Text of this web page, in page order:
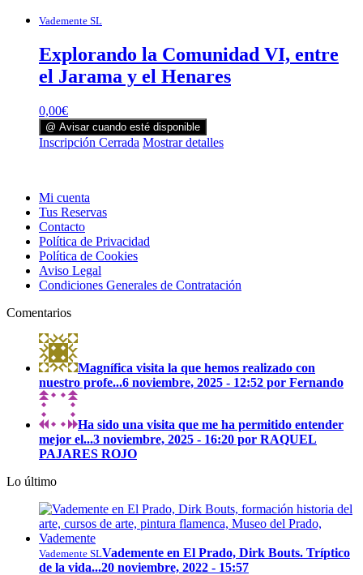
Vademente SL
Explorando la Comunidad VI, entre
el Jarama y el Henares
0,00€
@ Avisar cuando esté disponible
Inscripción Cerrada Mostrar detalles
Mi cuenta
Tus Reservas
Contacto
Política de Privacidad
Política de Cookies
Aviso Legal
Condiciones Generales de Contratación
Comentarios
Magnífica visita la que hemos realizado con
nuestro profe...6 noviembre, 2025 - 12:52 por Fernando
Ha sido una visita que me ha permitido entender
mejor el...3 noviembre, 2025 - 16:20 por RAQUEL
PAJARES ROJO
Lo último
Vademente SLVademente en El Prado, Dirk Bouts. Tríptico
de la vida...20 noviembre, 2022 - 15:57